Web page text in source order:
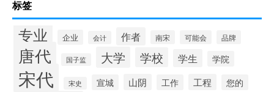
标签
专业 企业 会计 作者 南宋 可能会 品牌
唐代 国子监 大学 学校 学生 学院
宋代 宋史 宣城 山阴 工作 工程 您的